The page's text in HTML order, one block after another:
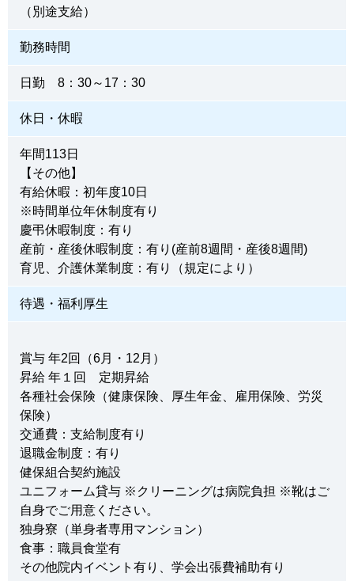
（別途支給）
勤務時間
日勤 8：30～17：30
休日・休暇
年間113日
【その他】
有給休暇：初年度10日
※時間単位年休制度有り
慶弔休暇制度：有り
産前・産後休暇制度：有り(産前8週間・産後8週間)
育児、介護休業制度：有り（規定により）
待遇・福利厚生
賞与 年2回（6月・12月）
昇給 年１回 定期昇給
各種社会保険（健康保険、厚生年金、雇用保険、労災
保険）
交通費：支給制度有り
退職金制度：有り
健保組合契約施設
ユニフォーム貸与 ※クリーニングは病院負担 ※靴はご
自身でご用意ください。
独身寮（単身者専用マンション）
食事：職員食堂有
その他院内イベント有り、学会出張費補助有り